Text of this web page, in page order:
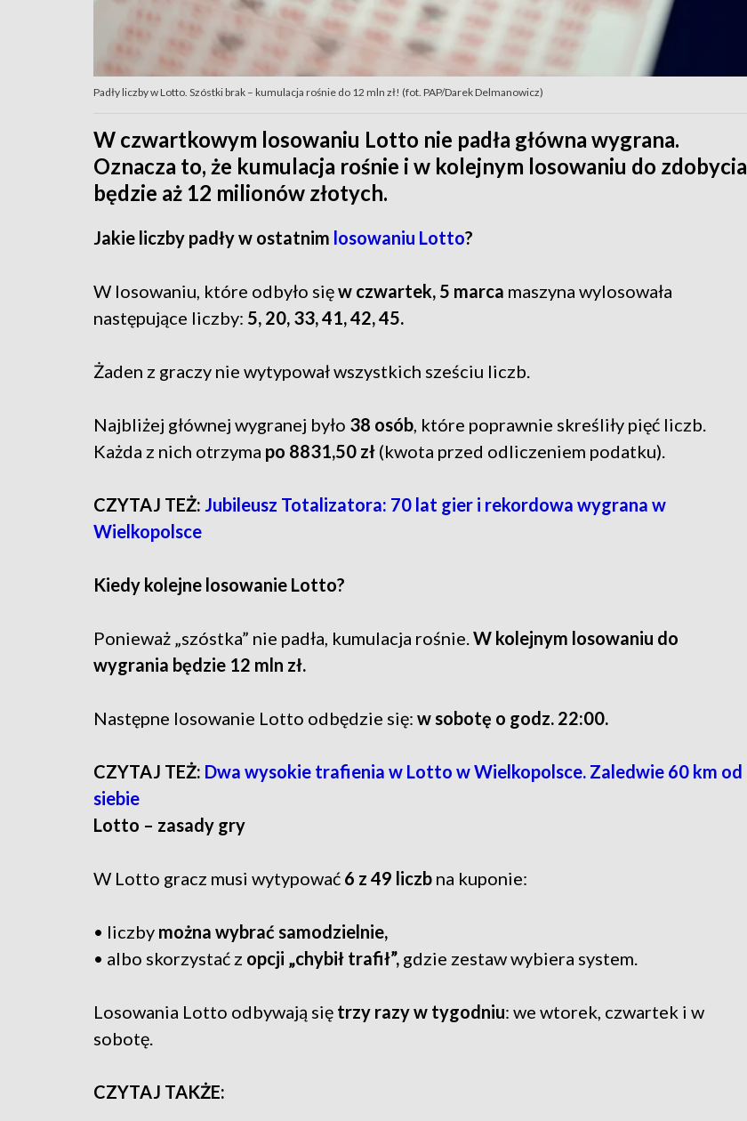
Padły liczby w Lotto. Szóstki brak – kumulacja rośnie do 12 mln zł! (fot. PAP/Darek Delmanowicz)
W czwartkowym losowaniu Lotto nie padła główna wygrana.
Oznacza to, że kumulacja rośnie i w kolejnym losowaniu do zdobycia
będzie aż 12 milionów złotych.
Jakie liczby padły w ostatnim losowaniu Lotto?
W losowaniu, które odbyło sięw czwartek, 5 marca maszyna wylosowała
następujące liczby: 5, 20, 33, 41, 42, 45.
Żaden z graczy nie wytypował wszystkich sześciu liczb.
Najbliżej głównej wygranej było 38 osób, które poprawnie skreśliły pięć liczb.
Każda z nich otrzyma po 8831,50 zł (kwota przed odliczeniem podatku).
CZYTAJ TEŻ: Jubileusz Totalizatora: 70 lat gier i rekordowa wygrana w
Wielkopolsce
Kiedy kolejne losowanie Lotto?
Ponieważ „szóstka” nie padła, kumulacja rośnie.W kolejnym losowaniu do
wygrania będzie 12 mln zł.
Następne losowanie Lotto odbędzie się: w sobotę o godz. 22:00.
CZYTAJ TEŻ: Dwa wysokie trafienia w Lotto w Wielkopolsce. Zaledwie 60 km od
siebie
Lotto – zasady gry
W Lotto gracz musi wytypować 6 z 49 liczb na kuponie:
• liczby można wybrać samodzielnie,
• albo skorzystać z opcji „chybił trafił”, gdzie zestaw wybiera system.
Losowania Lotto odbywają się trzy razy w tygodniu: we wtorek, czwartek i w
sobotę.
CZYTAJ TAKŻE: